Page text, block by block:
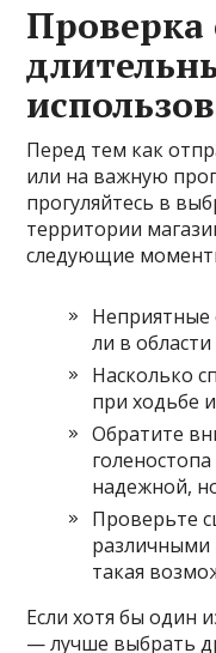
Проверка
Перед тем как
или на важную
прогуляйтесь в
территории
следующие
ли в
Насколько
при ходьбе
Обратите
надежной,
Проверьте
различными
такая
Если хотя бы один
— лучше выбрать